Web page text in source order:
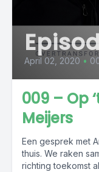
April 02, 2020 •
009 – Op
Meijers
Een gesprek met
thuis. We raken
richting toekomst